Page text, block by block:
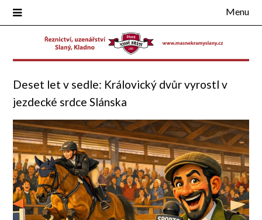
Menu
Deset let v sedle: Královický dvůr vyrostl v
jezdecké srdce Slánska